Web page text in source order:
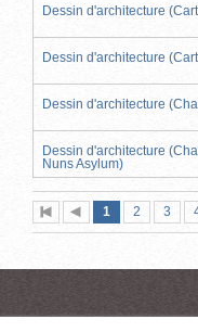
Dessin d'architecture
Dessin d'architecture
Dessin d'architecture
Dessin d'architecture
Nuns Asylum)
Première
page
Page
précédente
Page
1 (page
actuelle)
Page
2 Page
3